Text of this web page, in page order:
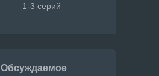
1-3 серий
Обсуждаемое